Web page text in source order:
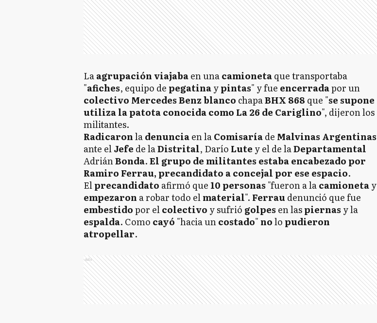
Laagrupaciónviajabaen unacamionetaque transportaba
"afiches, equipo de pegatinaypintas" y fue encerradapor un
colectivo MercedesBenz blanco chapaBHX 868 que "se supone
utiliza la patota conocida como La 26 de Cariglino", dijeron los
militantes.
Radicaronladenunciaen laComisaríade Malvinas Argentinas
ante elJefe de laDistrital, Darío Lute y el de laDepartamental
AdriánBonda.El grupo de militantes estaba encabezado por
Ramiro Ferrau, precandidato a concejal por ese espacio.
Elprecandidato afirmó que 10 personas "fueron a lacamionetay
empezaron a robar todo elmaterial". Ferrau denunció que fue
embestidopor elcolectivo y sufrió golpes en laspiernas y la
espalda. Como cayó "hacia uncostado" nolo pudieron
atropellar.
Ads